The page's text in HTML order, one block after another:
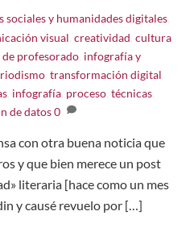
sociales y humanidades digitales,
visual creatividad cultura
profesorado, infografía y
, transformación digital
infografía proceso técnicas
de datos0
con otra buena noticia que
y que bien merece un post
literaria [hace como un mes
y causé revuelo por […]